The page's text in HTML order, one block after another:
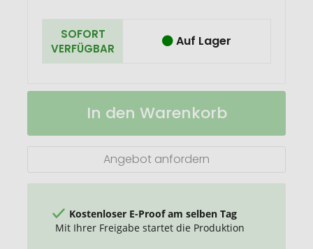
SOFORT
VERFÜGBAR
Auf Lager
In den Warenkorb
Angebot anfordern
Kostenloser E-Proof am selben Tag
Mit Ihrer Freigabe startet die Produktion